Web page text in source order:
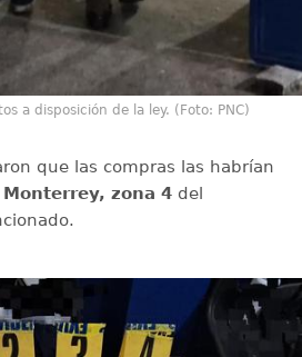
a disposición de la ley. (Foto: PNC)
que las compras las habrían
zona 4del